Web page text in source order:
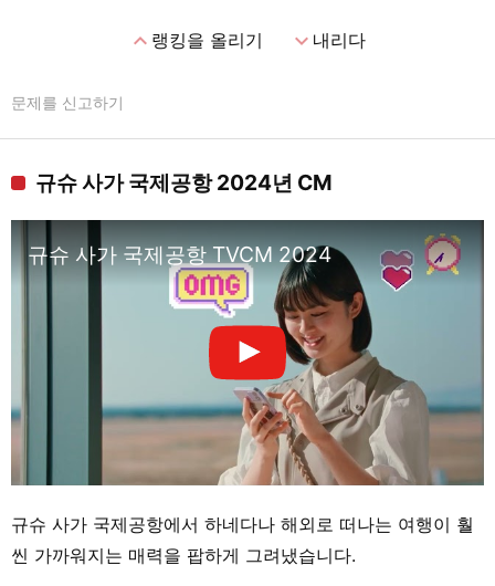
expand_less랭킹을 올리기 expand_more내리다
문제를 신고하기
규슈 사가 국제공항 2024년 CM
규슈 사가 국제공항 TVCM 2024
규슈 사가 국제공항에서 하네다나 해외로 떠나는 여행이 훨
씬 가까워지는 매력을 팝하게 그려냈습니다.